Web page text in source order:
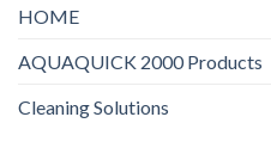
HOME
AQUAQUICK 2000 Products
Cleaning Solutions